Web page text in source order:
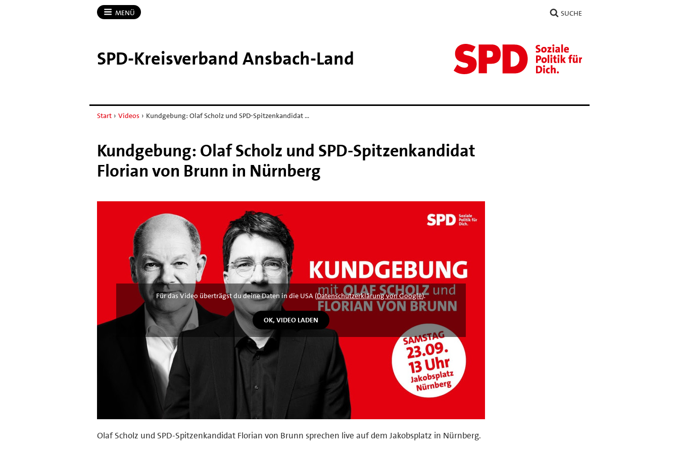
MENÜ SUCHE
SPD-​Kreisverband Ansbach-​Land
Start › Videos › Kundgebung: Olaf Scholz und SPD-Spitzenkandidat …
Kundgebung: Olaf Scholz und SPD-Spitzenkandidat
Florian von Brunn in Nürnberg
Für das Video überträgst du deine Daten in die USA (Datenschutzerklärung von Google).
Olaf Scholz und SPD-Spitzenkandidat Florian von Brunn sprechen live auf dem Jakobsplatz in Nürnberg.